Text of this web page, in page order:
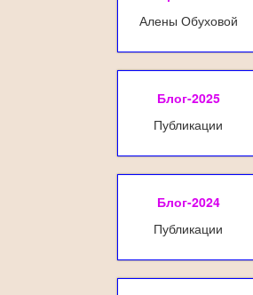
Алены Обуховой
Блог-2025
Публикации
Блог-2024
Публикации